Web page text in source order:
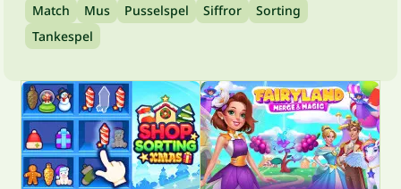
Match Mus Pusselspel Siffror
Sorting
Tankespel